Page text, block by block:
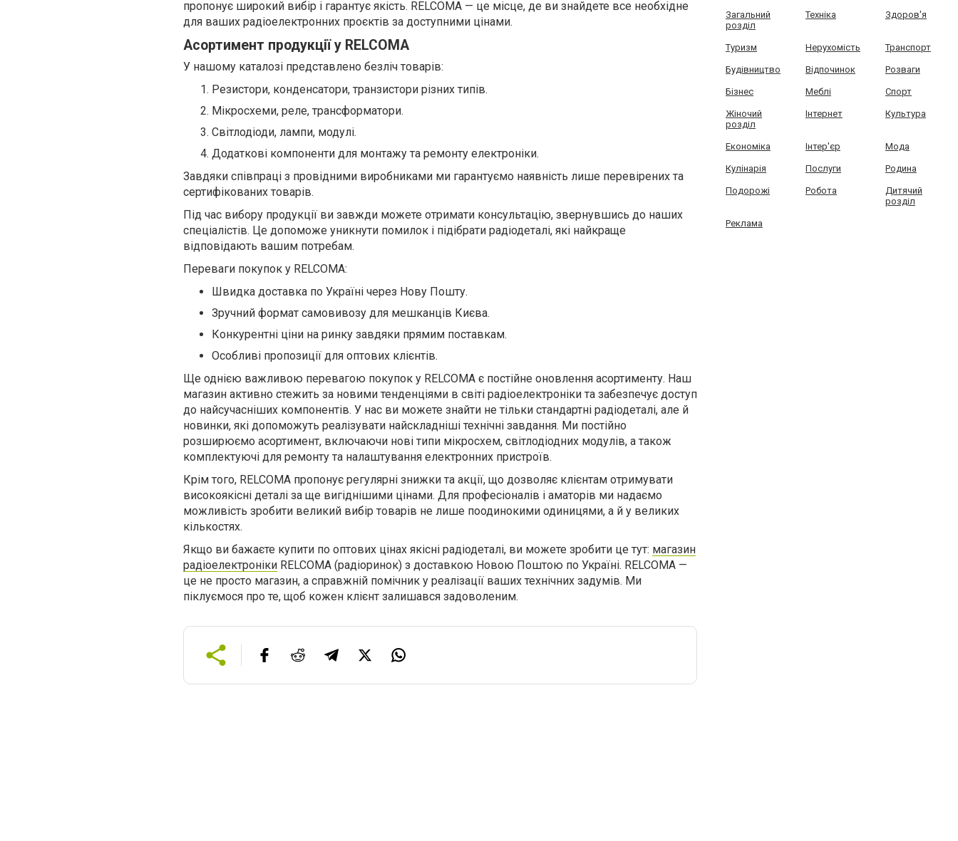
пропонує широкий вибір і гарантує якість. RELCOMA — це місце, де ви знайдете все необхідне
для ваших радіоелектронних проєктів за доступними цінами.
Асортимент продукції у RELCOMA
У нашому каталозі представлено безліч товарів:
Резистори, конденсатори, транзистори різних типів.
Мікросхеми, реле, трансформатори.
Світлодіоди, лампи, модулі.
Додаткові компоненти для монтажу та ремонту електроніки.
Завдяки співпраці з провідними виробниками ми гарантуємо наявність лише перевірених та
сертифікованих товарів.
Під час вибору продукції ви завжди можете отримати консультацію, звернувшись до наших
спеціалістів. Це допоможе уникнути помилок і підібрати радіодеталі, які найкраще
відповідають вашим потребам.
Переваги покупок у RELCOMA:
Швидка доставка по Україні через Нову Пошту.
Зручний формат самовивозу для мешканців Києва.
Конкурентні ціни на ринку завдяки прямим поставкам.
Особливі пропозиції для оптових клієнтів.
Ще однією важливою перевагою покупок у RELCOMA є постійне оновлення асортименту. Наш
магазин активно стежить за новими тенденціями в світі радіоелектроніки та забезпечує доступ
до найсучасніших компонентів. У нас ви можете знайти не тільки стандартні радіодеталі, але й
новинки, які допоможуть реалізувати найскладніші технічні завдання. Ми постійно
розширюємо асортимент, включаючи нові типи мікросхем, світлодіодних модулів, а також
комплектуючі для ремонту та налаштування електронних пристроїв.
Крім того, RELCOMA пропонує регулярні знижки та акції, що дозволяє клієнтам отримувати
високоякісні деталі за ще вигіднішими цінами. Для професіоналів і аматорів ми надаємо
можливість зробити великий вибір товарів не лише поодинокими одиницями, а й у великих
кількостях.
Якщо ви бажаєте купити по оптових цінах якісні радіодеталі, ви можете зробити це тут: магазин
радіоелектроніки RELCOMA (радіоринок) з доставкою Новою Поштою по Україні. RELCOMA —
це не просто магазин, а справжній помічник у реалізації ваших технічних задумів. Ми
піклуємося про те, щоб кожен клієнт залишався задоволеним.
Загальний
розділ
Техніка Здоров'я
Туризм Нерухомість Транспорт
Будівництво Відпочинок Розваги
Бізнес Меблі Спорт
Жіночий
розділ
Інтернет Культура
Економіка Інтер'єр Мода
Кулінарія Послуги Родина
Подорожі Робота
Дитячий
розділ
Реклама